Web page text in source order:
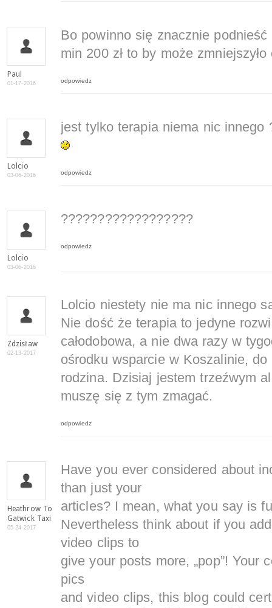
Paul
01-17-2016
Bo powinno się znacznie
min 200 zł to by może
odpowiedz
Lolcio
03-06-2016
jest tylko terapia niema nic innego
odpowiedz
Lolcio
03-06-2016
??????????????????
odpowiedz
Zdzisław
02-13-2017
Lolcio niestety nie ma nic innego
Nie dość że terapia to jedyne
całodobowa, a nie dwa razy w
ośrodku wsparcie w Koszalinie, do
rodzina. Dzisiaj jestem trzeźwym
muszę się z tym zmagać.
odpowiedz
Heathrow To
Gatwick Taxi
05-24-2017
Have you ever considered about
than just your
articles? I mean, what you say is
Nevertheless think about if you
video clips to
give your posts more, „pop”! Your
pics
and video clips, this blog could